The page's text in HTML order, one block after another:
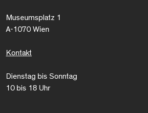
Museumsplatz 1
A-1070 Wien
Kontakt
Dienstag bis Sonntag
10 bis 18 Uhr